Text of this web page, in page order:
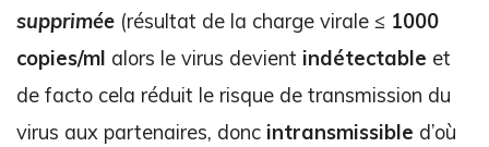
supprimée (résultat de la charge virale ≤ 1000
copies/ml alors le virus devient indétectable et
de facto cela réduit le risque de transmission du
virus aux partenaires, donc intransmissible d’où